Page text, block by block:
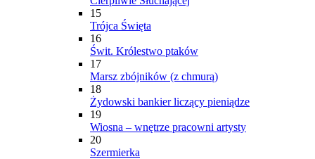
15
Trójca Święta
16
Świt. Królestwo ptaków
17
Marsz zbójników (z chmurą)
18
Żydowski bankier liczący pieniądze
19
Wiosna – wnętrze pracowni artysty
20
Szermierka